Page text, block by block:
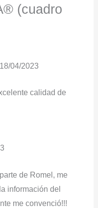
(cuadro
18/04/2023
calidad de
de Romel, me
información del
me convenció!!!